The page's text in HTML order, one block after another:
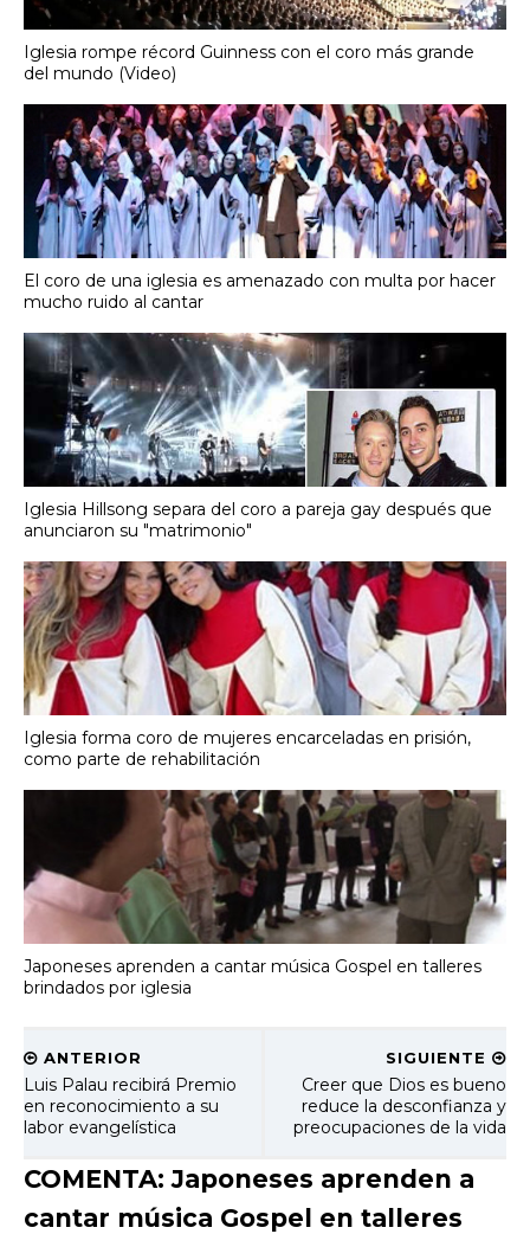
Iglesia rompe récord Guinness con el coro más grande
del mundo (Video)
El coro de una iglesia es amenazado con multa por hacer
mucho ruido al cantar
Iglesia Hillsong separa del coro a pareja gay después que
anunciaron su "matrimonio"
Iglesia forma coro de mujeres encarceladas en prisión,
como parte de rehabilitación
Japoneses aprenden a cantar música Gospel en talleres
brindados por iglesia
SIGUIENTE
Creer que Dios es bueno
reduce la desconfianza y
preocupaciones de la vida
ANTERIOR
Luis Palau recibirá Premio
en reconocimiento a su
labor evangelística
COMENTA: Japoneses aprenden a
cantar música Gospel en talleres